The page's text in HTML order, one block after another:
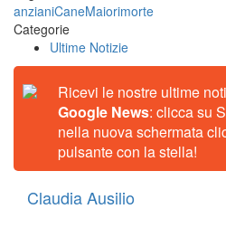
anzianiCaneMaiorimorte
Categorie
Ultime Notizie
Ricevi le nostre ultime
Google News: clicca su
nella nuova schermata
pulsante con la stella!
Claudia Ausilio